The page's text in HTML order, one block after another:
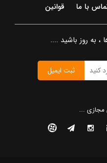
با ما قوانین
، به روز باشید ....
ثبت ایمیل
مجازی ...